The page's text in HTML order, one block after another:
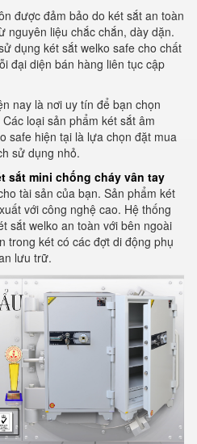
được đảm bảo do két sắt an toàn
nguyên liệu chắc chắn, dày dặn.
dụng két sắt welko safe cho chất
đại diện bán hàng liên tục cập
nay là nơi uy tín để bạn chọn
loại sản phẩm két sắt âm
safe hiện tại là lựa chọn đặt mua
sử dụng nhỏ.
sắt mini chống cháy vân tay
tài sản của bạn. Sản phẩm két
với công nghệ cao. Hệ thống
sắt welko an toàn với bên ngoài
trong két có các đợt di động phụ
lưu trữ.